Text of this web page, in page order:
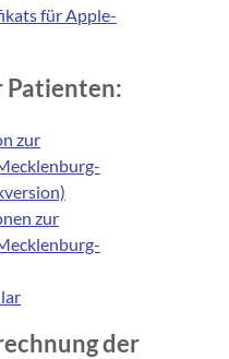
für Apple-
zur
zur
der